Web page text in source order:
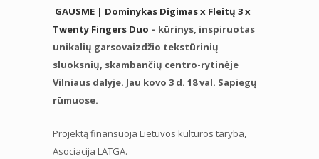
GAUSME | Dominykas Digimas x Fleitų 3 x
Twenty Fingers Duo – kūrinys, inspiruotas
unikalių garsovaizdžio tekstūrinių
sluoksnių, skambančių centro-rytinėje
Vilniaus dalyje. Jau kovo 3 d. 18 val. Sapiegų
rūmuose.
Projektą finansuoja Lietuvos kultūros taryba,
Asociacija LATGA.